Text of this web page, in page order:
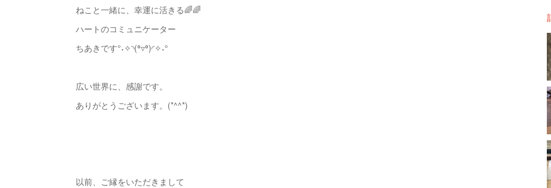
ねこと一緒に、幸運に活きる🌈🌈
ハートのコミュニケーター
ちあきです°˖✧◝(⁰▿⁰)◜✧˖°
広い世界に、感謝です。
ありがとうございます。(*^^*)
以前、ご縁をいただきまして